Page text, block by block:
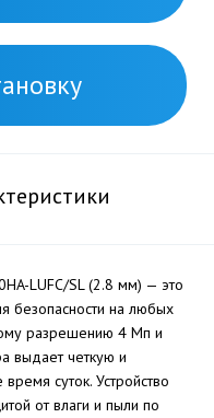
LUFC/SL (2.8 мм) — это
безопасности на любых
разрешению 4 Мп и
выдает четкую и
суток. Устройство
от влаги и пыли по